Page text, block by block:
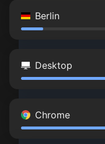
Berlin
Desktop
Chrome